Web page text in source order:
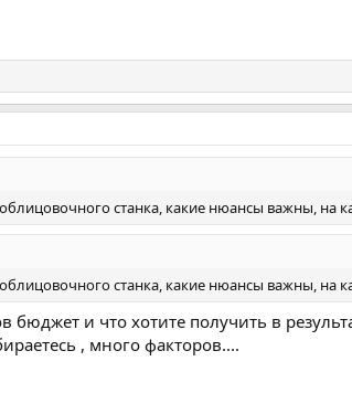
станка, какие нюансы важны, на
станка, какие нюансы важны, на
бюджет и что хотите получить в
, много факторов....